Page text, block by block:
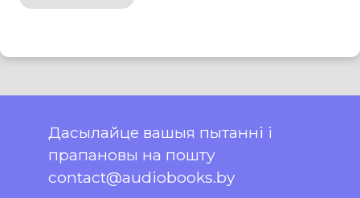
Дасылайце вашыя пытанні і
прапановы на пошту
contact@audiobooks.by